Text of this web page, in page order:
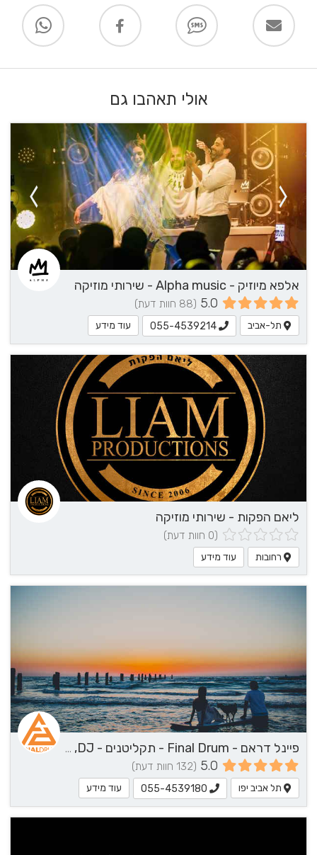
אולי תאהבו גם
אלפא מיוזיק - Alpha music - שירותי מוזיקה
5.0 (88 חוות דעת)
תל-אביב 055-4539214 עוד מידע
ליאם הפקות - שירותי מוזיקה
(0 חוות דעת)
רחובות עוד מידע
פיינל דראם - Final Drum - תקליטנים - DJ, נגן / הרכב מוזיקלי, שירותי מוזיקה
5.0 (132 חוות דעת)
תל אביב יפו 055-4539180 עוד מידע